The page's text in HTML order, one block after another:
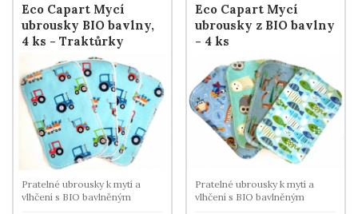
Eco Capart Mycí
ubrousky BIO bavlny,
4 ks - Traktůrky
Pratelné ubrousky k mytí a
vlhčení s BIO bavlněným
Eco Capart Mycí
ubrousky z BIO bavlny
- 4 ks
Pratelné ubrousky k mytí a
vlhčení s BIO bavlněným